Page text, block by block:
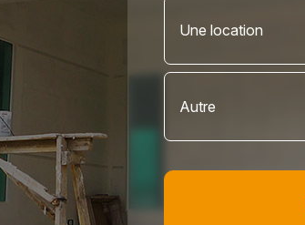
Une location
Autre